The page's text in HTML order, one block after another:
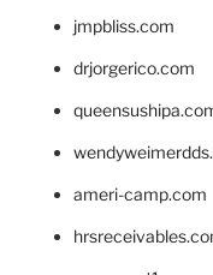
jmpbliss.com
drjorgerico.com
ameri-camp.com